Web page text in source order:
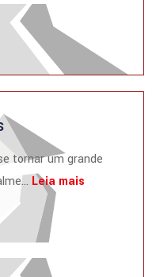
tornar um grande
Leia mais